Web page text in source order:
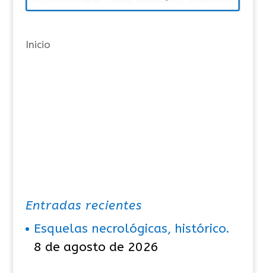
í
s
Inicio
Entradas recientes
Esquelas necrológicas, histórico.
8 de agosto de 2026